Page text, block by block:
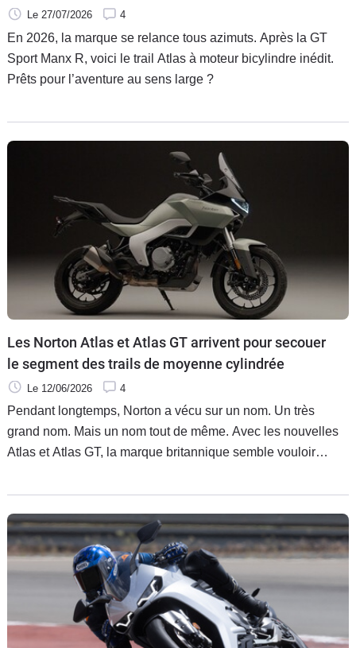
Le 27/07/2026 4
En 2026, la marque se relance tous azimuts. Après la GT
Sport Manx R, voici le trail Atlas à moteur bicylindre inédit.
Prêts pour l’aventure au sens large ?
Les Norton Atlas et Atlas GT arrivent pour secouer
le segment des trails de moyenne cylindrée
Le 12/06/2026 4
Pendant longtemps, Norton a vécu sur un nom. Un très
grand nom. Mais un nom tout de même. Avec les nouvelles
Atlas et Atlas GT, la marque britannique semble vouloir
renaissance ne se fera pas uniquement dans la mémoire
des passionnés, mais dans les segments les plus disputés
du marché moderne. Et celui des trails de moyenne
cylindrée est probablement l’un des plus impitoyables.